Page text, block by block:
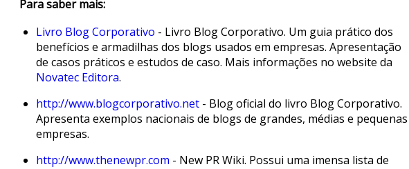
Para saber mais:
Livro Blog Corporativo - Livro Blog Corporativo. Um guia prático dos
benefícios e armadilhas dos blogs usados em empresas. Apresentação
de casos práticos e estudos de caso. Mais informações no website da
Novatec Editora.
http://www.blogcorporativo.net - Blog oficial do livro Blog Corporativo.
Apresenta exemplos nacionais de blogs de grandes, médias e pequenas
empresas.
http://www.thenewpr.com - New PR Wiki. Possui uma imensa lista de